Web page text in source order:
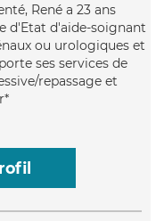
René a 23 ans
d'Etat d'aide-soignant
ou urologiques et
ses services de
repassage et